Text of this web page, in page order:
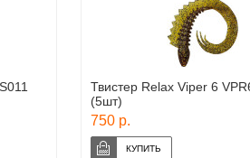
Твистер Relax Viper 6
(5шт)
750 р.